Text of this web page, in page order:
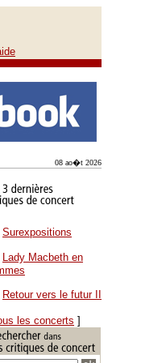
08 ao�t 2026
Surexpositions
Lady Macbeth en
Retour vers le futur II
les concerts ]